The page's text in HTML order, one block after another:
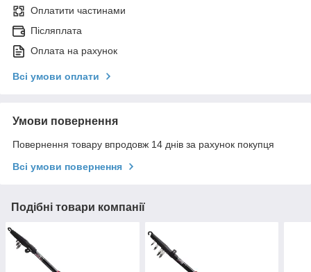
Оплатити частинами
Післяплата
Оплата на рахунок
Всі умови оплати
Умови повернення
Повернення товару впродовж 14 днів за рахунок покупця
Всі умови повернення
Подібні товари компанії